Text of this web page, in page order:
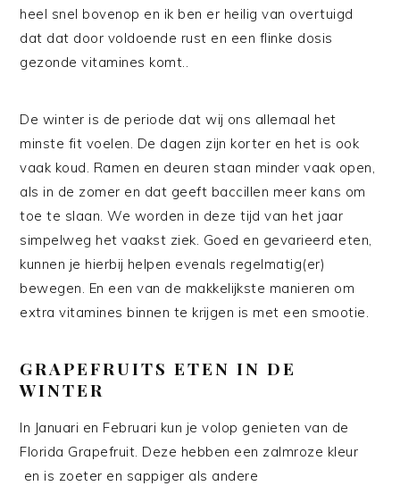
heel snel bovenop en ik ben er heilig van overtuigd
dat dat door voldoende rust en een flinke dosis
gezonde vitamines komt..
De winter is de periode dat wij ons allemaal het
minste fit voelen. De dagen zijn korter en het is ook
vaak koud. Ramen en deuren staan minder vaak open,
als in de zomer en dat geeft baccillen meer kans om
toe te slaan. We worden in deze tijd van het jaar
simpelweg het vaakst ziek. Goed en gevarieerd eten,
kunnen je hierbij helpen evenals regelmatig(er)
bewegen. En een van de makkelijkste manieren om
extra vitamines binnen te krijgen is met een smootie.
GRAPEFRUITS ETEN IN DE
WINTER
In Januari en Februari kun je volop genieten van de
Florida Grapefruit. Deze hebben een zalmroze kleur
en is zoeter en sappiger als andere